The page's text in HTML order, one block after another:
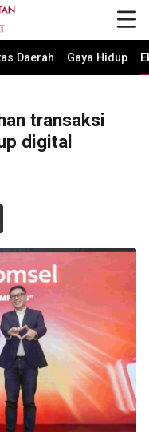
Daerah Gaya Hidup
transaksi
digital